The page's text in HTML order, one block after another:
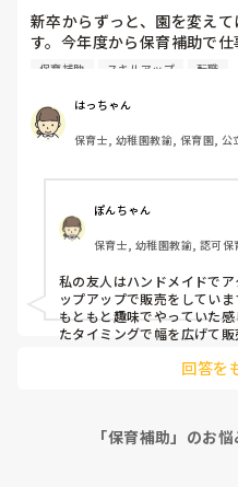
新卒からずっと、園を変え
す。今年度から保育補助で
にもゆとりがあるため、他
事ってなにがあるでしょう
思ってしまいます、、、。
保育補助 スキルアップ 転職
はっちゃん
保育士, 幼稚園教諭, 保育園, 公
ぽんちゃん
保育士, 幼稚園教諭, 認可保
私の友人はハンドメイドで
ップアップで販売をしていま
もともと趣味でやっていた
たタイミングで幅を広げて
回答を
「保育補助」のお